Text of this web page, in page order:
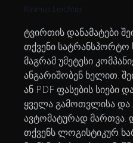
Rasmus Leichter
ტვირთის დანამატები
თქვენი სატრანსპორტო
მაგრამ უმეტესი
ანგარიშობენ ხელით.
ან PDF ფასების სიები
ყველა გამოთვლისა და
ავტომატურად
თქვენს ლოგისტიკურ